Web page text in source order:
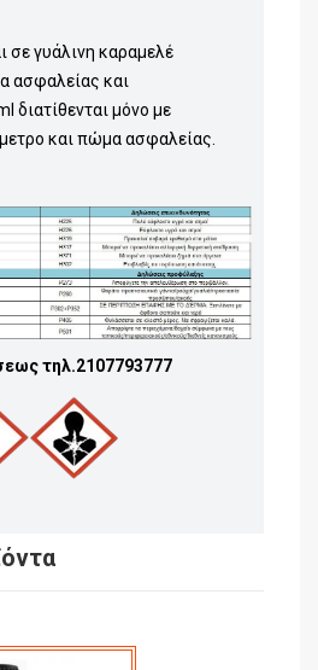
σε γυάλινη καραμελέ
ασφαλείας και
διατίθενται μόνο με
και πώμα ασφαλείας.
τηλ.2107793777